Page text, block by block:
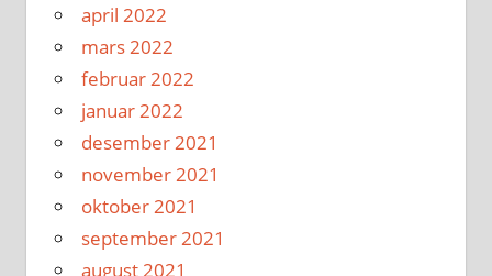
april 2022
mars 2022
februar 2022
januar 2022
desember 2021
november 2021
oktober 2021
september 2021
august 2021